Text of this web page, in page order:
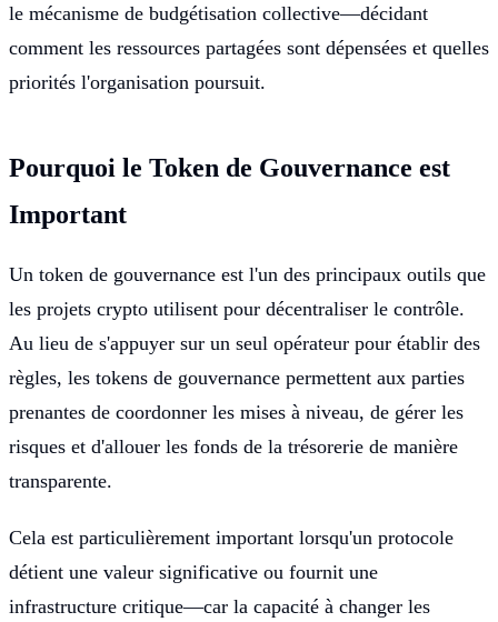
le mécanisme de budgétisation collective—décidant
comment les ressources partagées sont dépensées et quelles
priorités l'organisation poursuit.
Pourquoi le Token de Gouvernance est
Important
Un token de gouvernance est l'un des principaux outils que
les projets crypto utilisent pour décentraliser le contrôle.
Au lieu de s'appuyer sur un seul opérateur pour établir des
règles, les tokens de gouvernance permettent aux parties
prenantes de coordonner les mises à niveau, de gérer les
risques et d'allouer les fonds de la trésorerie de manière
transparente.
Cela est particulièrement important lorsqu'un protocole
détient une valeur significative ou fournit une
infrastructure critique—car la capacité à changer les